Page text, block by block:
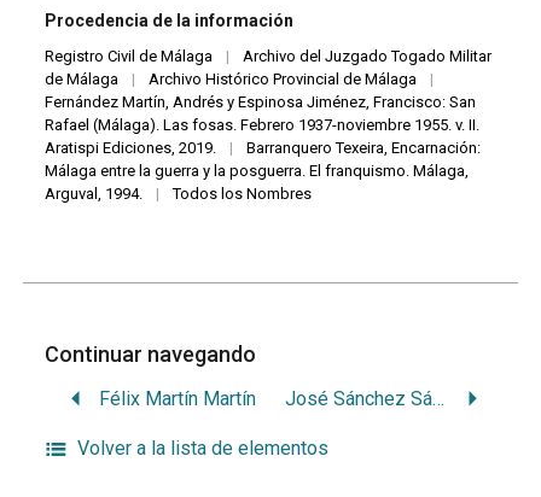
Procedencia de la información
Registro Civil de Málaga |
Archivo del Juzgado Togado Militar
de Málaga
| Archivo Histórico Provincial de Málaga
|
Fernández Martín, Andrés y Espinosa Jiménez, Francisco: San
Rafael (Málaga). Las fosas. Febrero 1937-noviembre 1955. v. II.
Aratispi Ediciones, 2019.
|
Barranquero Texeira, Encarnación:
Málaga entre la guerra y la posguerra. El franquismo. Málaga,
Arguval, 1994.
| Todos los Nombres
Continuar navegando
Félix Martín Martín José Sánchez Sánchez
Volver a la lista de elementos